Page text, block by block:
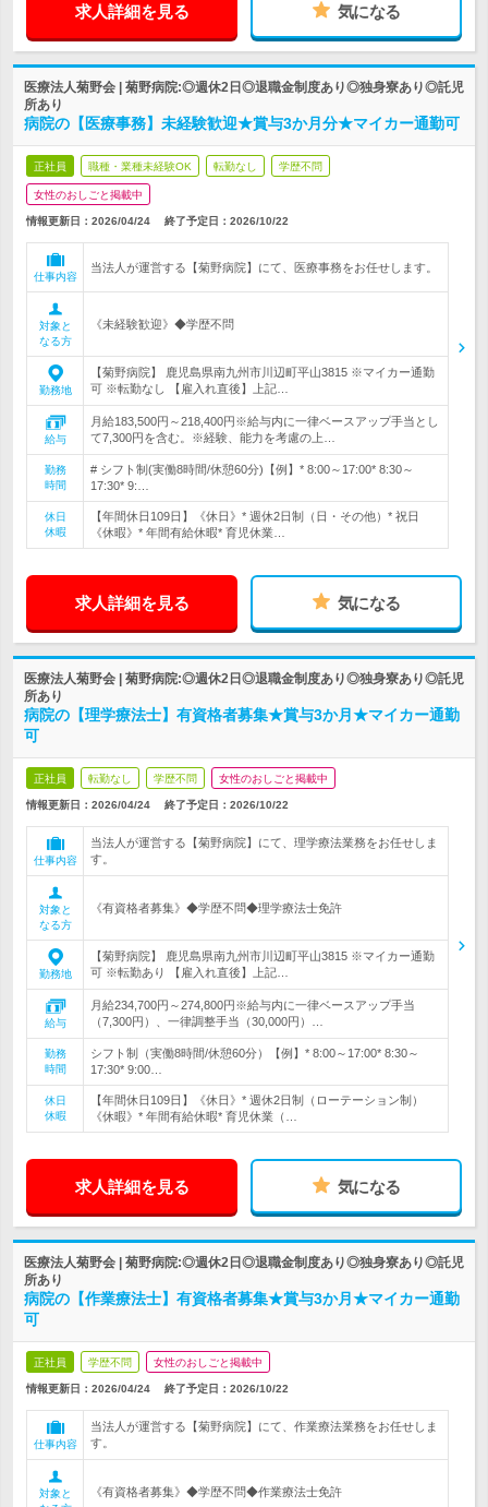
求人詳細を見る 気になる
医療法人菊野会 | 菊野病院:◎週休2日◎退職金制度あり◎独身寮あり◎託児
所あり
病院の【医療事務】未経験歓迎★賞与3か月分★マイカー通勤可
正社員 職種・業種未経験OK 転勤なし 学歴不問
女性のおしごと掲載中
情報更新日：2026/04/24 終了予定日： 2026/10/22
仕事内容
当法人が運営する【菊野病院】にて、医療事務をお任せします。
対象と
なる方
《未経験歓迎》◆学歴不問
勤務地
【菊野病院】 鹿児島県南九州市川辺町平山3815 ※マイカー通勤
可 ※転勤なし 【雇入れ直後】上記…
給与
月給183,500円～218,400円※給与内に一律ベースアップ手当とし
て7,300円を含む。※経験、能力を考慮の上…
勤務
時間
# シフト制(実働8時間/休憩60分)【例】* 8:00～17:00* 8:30～
17:30* 9:…
休日
休暇
【年間休日109日】《休日》* 週休2日制（日・その他）* 祝日
《休暇》* 年間有給休暇* 育児休業…
求人詳細を見る 気になる
医療法人菊野会 | 菊野病院:◎週休2日◎退職金制度あり◎独身寮あり◎託児
所あり
病院の【理学療法士】有資格者募集★賞与3か月★マイカー通勤
可
正社員 転勤なし 学歴不問 女性のおしごと掲載中
情報更新日：2026/04/24 終了予定日： 2026/10/22
仕事内容
当法人が運営する【菊野病院】にて、理学療法業務をお任せしま
す。
対象と
なる方
《有資格者募集》◆学歴不問◆理学療法士免許
勤務地
【菊野病院】 鹿児島県南九州市川辺町平山3815 ※マイカー通勤
可 ※転勤あり 【雇入れ直後】上記…
給与
月給234,700円～274,800円※給与内に一律ベースアップ手当
（7,300円）、一律調整手当（30,000円）…
勤務
時間
シフト制（実働8時間/休憩60分）【例】* 8:00～17:00* 8:30～
17:30* 9:00…
休日
休暇
【年間休日109日】《休日》* 週休2日制（ローテーション制）
《休暇》* 年間有給休暇* 育児休業（…
求人詳細を見る 気になる
医療法人菊野会 | 菊野病院:◎週休2日◎退職金制度あり◎独身寮あり◎託児
所あり
病院の【作業療法士】有資格者募集★賞与3か月★マイカー通勤
可
正社員 学歴不問 女性のおしごと掲載中
情報更新日：2026/04/24 終了予定日： 2026/10/22
仕事内容
当法人が運営する【菊野病院】にて、作業療法業務をお任せしま
す。
対象と
《有資格者募集》◆学歴不問◆作業療法士免許